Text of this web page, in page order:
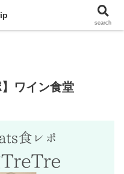
ワイン食堂
search